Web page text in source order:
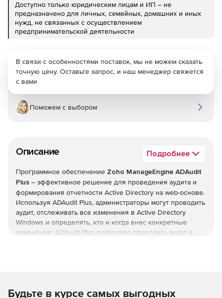
Доступно только юридическим лицам и ИП – не
предназначено для личных, семейных, домашних и иных
нужд, не связанных с осуществлением
предпринимательской деятельности
Описание Подробнее
Программное обеспечение Zoho ManageEngine ADAudit
Plus – эффективное решение для проведения аудита и
формирования отчетности Active Directory на web-основе.
Используя ADAudit Plus, администраторы могут проводить
аудит, отслеживать все изменения в Active Directory
Windows и определять, кто и когда внес конкретные
изменения. ADAudit Plus позволяет проводить аудит и
пользователям и могут экспортироваться в XLS, HTML,
В связи с особенностями поставок, мы не можем сказать
точную цену. Оставьте запрос, и наш менеджер свяжется
с вами
Поможем с выбором
Будьте в курсе самых выгодных